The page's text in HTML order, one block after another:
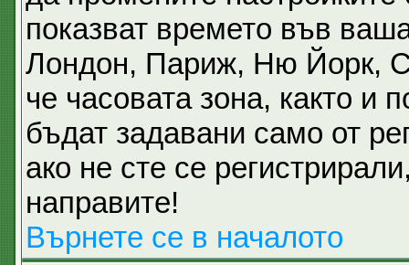
показват времето във
Лондон, Париж, Ню Йорк,
че часовата зона, както и
бъдат задавани само от
ако не сте се
направите!
Върнете се в началото